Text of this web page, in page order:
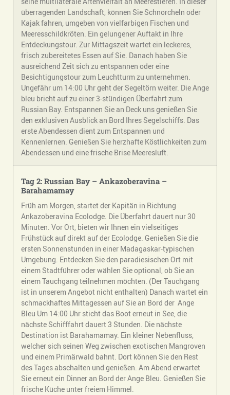
überragenden Landschaft, können Sie Schnorcheln oder
Kajak fahren, umgeben von vielfarbigen Fischen und
Meeresschildkröten. Ein gelungener Auftakt in Ihre
Entdeckungstour. Zur Mittagszeit wartet ein leckeres,
frisch zubereitetes Essen auf Sie. Danach haben Sie
ausreichend Zeit sich zu entspannen oder eine
Besichtigungstour zum Leuchtturm zu unternehmen.
Ungefähr um 14:00 Uhr geht der Segeltörn weiter. Die Ange
bleu bricht auf zu einer 3-stündigen Überfahrt zum
Russian Bay. Entspannen Sie an Deck uns genießen Sie
den exklusiven Ausblick an Bord Ihres Segelschiffs. Das
erste Abendessen dient zum Entspannen und
Kennenlernen. Genießen Sie herzhafte Köstlichkeiten zum
Abendessen und eine frische Brise Meeresluft.
Tag 2: Russian Bay – Ankazoberavina –
Barahamamay
Früh am Morgen, startet der Kapitän in Richtung
Ankazoberavina Ecolodge. Die Überfahrt dauert nur 30
Minuten. Vor Ort, bieten wir Ihnen ein vielseitiges
Frühstück auf direkt auf der Ecolodge. Genießen Sie die
ersten Sonnenstunden in einer Madagaskar-typischen
Umgebung. Entdecken Sie den paradiesischen Ort mit
einem Stadtführer oder wählen Sie optional, ob Sie an
einem Tauchgang teilnehmen möchten. (Der Tauchgang
ist in unserem Angebot nicht enthalten) Danach wartet ein
schmackhaftes Mittagessen auf Sie an Bord der Ange
Bleu Um 14:00 Uhr sticht das Boot erneut in See, die
nächste Schifffahrt dauert 3 Stunden. Die nächste
Destination ist Barahamamay. Ein kleiner Nebenfluss,
welcher sich seinen Weg zwischen exotischen Mangroven
und einem Primärwald bahnt. Dort können Sie den Rest
des Tages abschalten und genießen. Am Abend erwartet
Sie erneut ein Dinner an Bord der Ange Bleu. Genießen Sie
frische Küche unter freiem Himmel.